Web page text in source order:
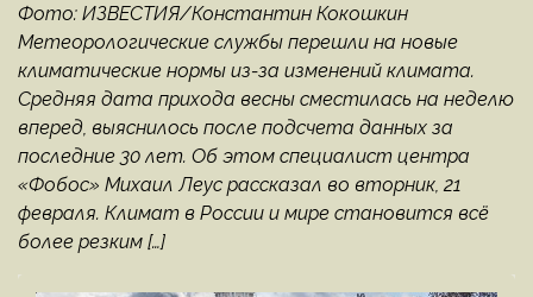
Фото: ИЗВЕСТИЯ/Константин Кокошкин
Метеорологические службы перешли на новые
климатические нормы из-за изменений климата.
Средняя дата прихода весны сместилась на неделю
вперед, выяснилось после подсчета данных за
последние 30 лет. Об этом специалист центра
«Фобос» Михаил Леус рассказал во вторник, 21
февраля. Климат в России и мире становится всё
более резким […]